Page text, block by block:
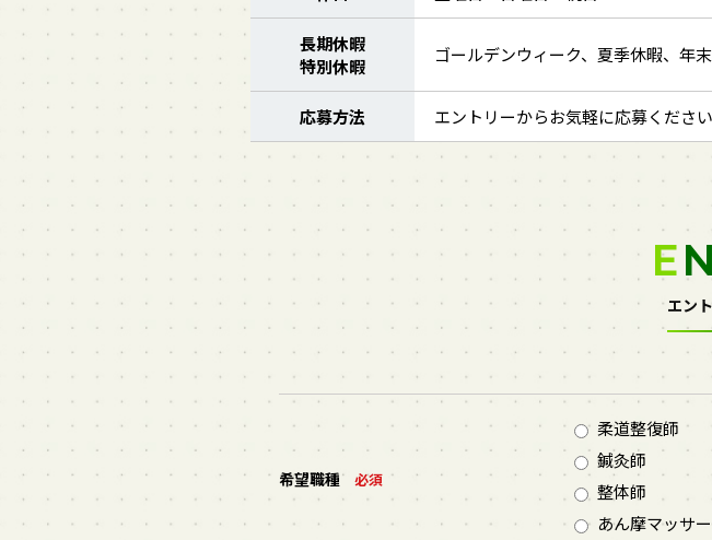
長期休暇
特別休暇
ゴールデンウィーク、夏季休暇、年
応募方法 エントリーからお気軽に応募ください
エン
希望職種 必須
柔道整復師
鍼灸師
整体師
あん摩マッサ